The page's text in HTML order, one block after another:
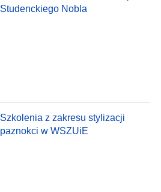
Studenckiego Nobla
Szkolenia z zakresu stylizacji
paznokci w WSZUiE